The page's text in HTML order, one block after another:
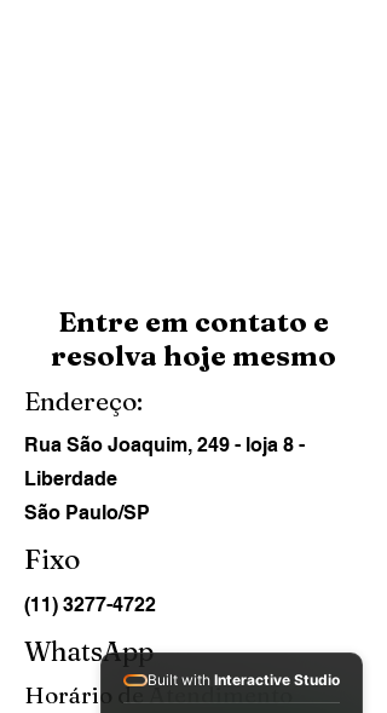
Entre em contato e
resolva hoje mesmo
Endereço:
Rua São Joaquim, 249 - loja 8 -
Liberdade
São Paulo/SP
Fixo
(11) 3277-4722
WhatsApp
Horário de Atendimento
Built with Interactive Studio